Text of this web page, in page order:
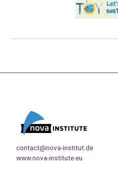
contact@nova-institut.de
www.nova-institute.eu